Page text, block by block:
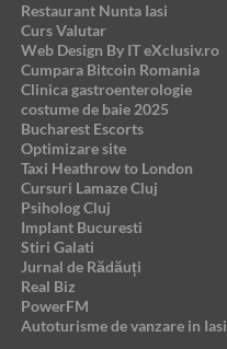
Restaurant Nunta Iasi
Curs Valutar
Web Design By IT eXclusiv.ro
Cumpara Bitcoin Romania
Clinica gastroenterologie
costume de baie 2025
Bucharest Escorts
Optimizare site
Taxi Heathrow to London
Cursuri Lamaze Cluj
Psiholog Cluj
Implant Bucuresti
Stiri Galati
Jurnal de Rădăuți
Real Biz
PowerFM
Autoturisme de vanzare in Iasi